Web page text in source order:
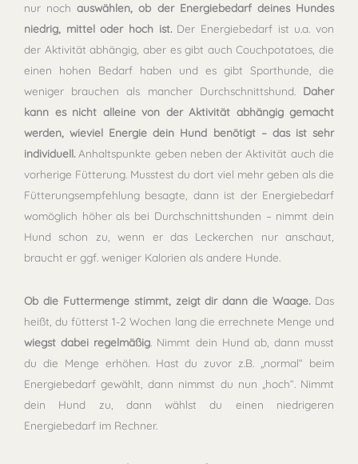
nur noch auswählen, ob der Energiebedarf deines Hundes
niedrig, mittel oder hoch ist. Der Energiebedarf ist u.a. von
der Aktivität abhängig, aber es gibt auch Couchpotatoes, die
einen hohen Bedarf haben und es gibt Sporthunde, die
weniger brauchen als mancher Durchschnittshund.
Daher
kann es nicht alleine von der Aktivität abhängig gemacht
werden, wieviel Energie dein Hund benötigt – das ist sehr
individuell. Anhaltspunkte geben neben der Aktivität auch die
vorherige Fütterung. Musstest du dort viel mehr geben als die
Fütterungsempfehlung besagte, dann ist der Energiebedarf
womöglich höher als bei Durchschnittshunden – nimmt dein
Hund schon zu, wenn er das Leckerchen nur anschaut,
braucht er ggf. weniger Kalorien als andere Hunde.
Ob die Futtermenge stimmt, zeigt dir dann die Waage. Das
heißt, du fütterst 1-2 Wochen lang die errechnete Menge und
wiegst dabei regelmäßig . Nimmt dein Hund ab, dann musst
du die Menge erhöhen. Hast du zuvor z.B. „normal“ beim
Energiebedarf gewählt, dann nimmst du nun „hoch“. Nimmt
dein Hund zu, dann wählst du einen niedrigeren
Energiebedarf im Rechner.